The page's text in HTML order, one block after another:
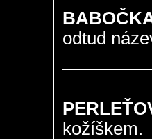
odtud
kožíškem.